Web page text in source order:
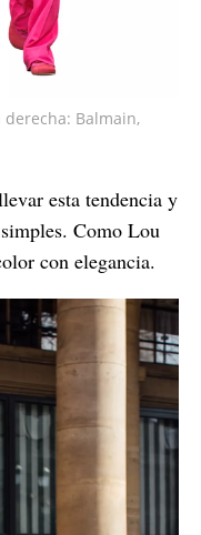
Balmain,
esta tendencia y
Como Lou
con elegancia.